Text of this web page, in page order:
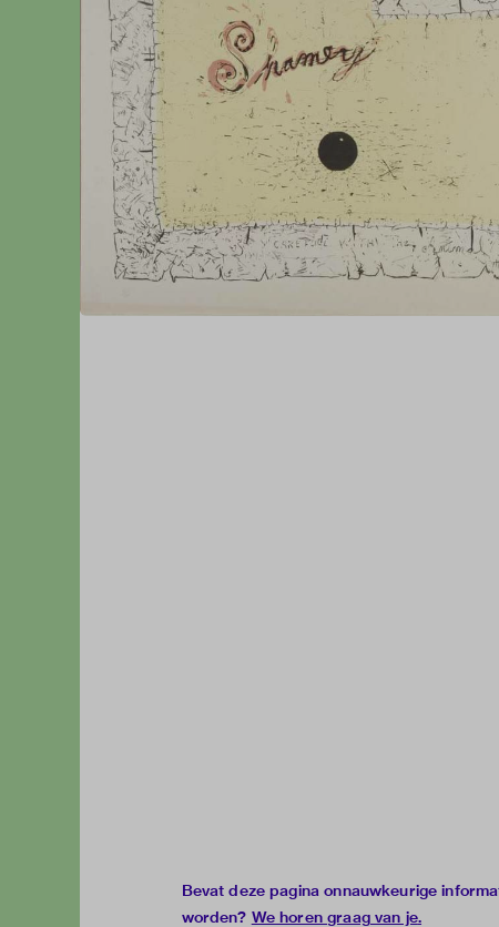
Bevat deze pagina onnauwkeurige
worden? We horen graag van je.